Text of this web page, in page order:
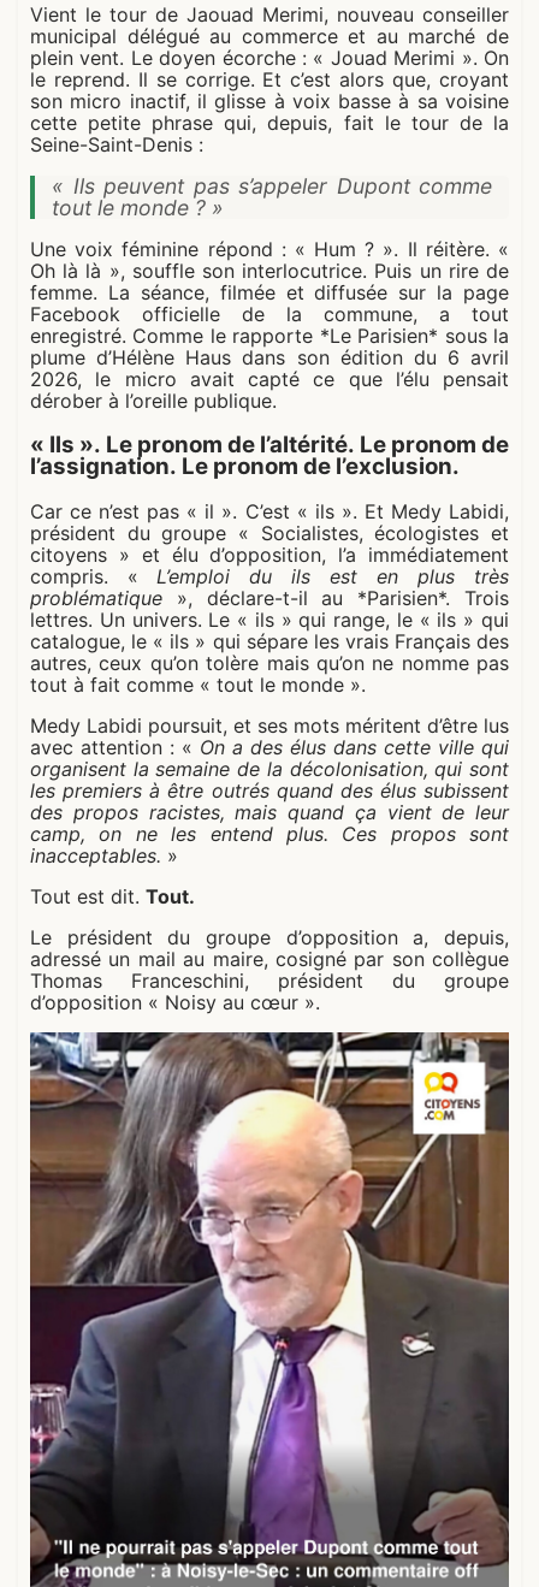
Vient le tour de Jaouad Merimi, nouveau conseiller
municipal délégué au commerce et au marché de
plein vent. Le doyen écorche : « Jouad Merimi ». On
le reprend. Il se corrige. Et c’est alors que, croyant
son micro inactif, il glisse à voix basse à sa voisine
cette petite phrase qui, depuis, fait le tour de la
Seine-Saint-Denis :
« Ils peuvent pas s’appeler Dupont comme
tout le monde ? »
Une voix féminine répond : « Hum ? ». Il réitère. «
Oh là là », souffle son interlocutrice. Puis un rire de
femme. La séance, filmée et diffusée sur la page
Facebook officielle de la commune, a tout
enregistré. Comme le rapporte *Le Parisien* sous la
plume d’Hélène Haus dans son édition du 6 avril
2026, le micro avait capté ce que l’élu pensait
dérober à l’oreille publique.
« Ils ». Le pronom de l’altérité. Le pronom de
l’assignation. Le pronom de l’exclusion.
Car ce n’est pas « il ». C’est « ils ». Et Medy Labidi,
président du groupe « Socialistes, écologistes et
citoyens » et élu d’opposition, l’a immédiatement
compris. « L’emploi du ils est en plus très
problématique », déclare-t-il au *Parisien*. Trois
lettres. Un univers. Le « ils » qui range, le « ils » qui
catalogue, le « ils » qui sépare les vrais Français des
autres, ceux qu’on tolère mais qu’on ne nomme pas
tout à fait comme « tout le monde ».
Medy Labidi poursuit, et ses mots méritent d’être lus
avec attention : « On a des élus dans cette ville qui
organisent la semaine de la décolonisation, qui sont
les premiers à être outrés quand des élus subissent
des propos racistes, mais quand ça vient de leur
camp, on ne les entend plus. Ces propos sont
inacceptables. »
Tout est dit. Tout.
Le président du groupe d’opposition a, depuis,
adressé un mail au maire, cosigné par son collègue
Thomas Franceschini, président du groupe
d’opposition « Noisy au cœur ».